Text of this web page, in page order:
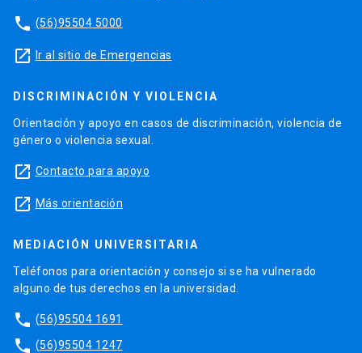
phone (56)95504 5000
launch Ir al sitio de Emergencias
DISCRIMINACIÓN Y VIOLENCIA
Orientación y apoyo en casos de discriminación, violencia de
género o violencia sexual.
launch Contacto para apoyo
launch Más orientación
MEDIACIÓN UNIVERSITARIA
Teléfonos para orientación y consejo si se ha vulnerado
alguno de tus derechos en la universidad.
phone (56)95504 1691
phone (56)95504 1247